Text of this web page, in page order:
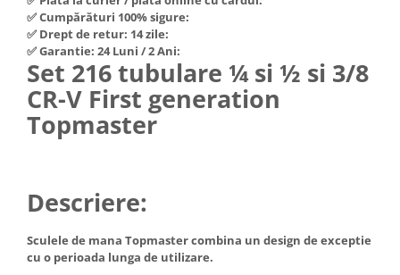
Nivela de masurat
Pistoale de impact electrice si
pneumatice
Pistoale de vopsit
Prelungitoare
Rindele si freze pentru lemn
pornire
Hote Telescopice
Hote Traditionale
Hote Incorporabile
Hote Country
Hote Insula
Hote Cupolare
Masini de carnati ( CARNATARI )
Masini de spalat vase
Masini de spalat vase incorporabile
✅ Cumpărături 100% sigure:
✅ Drept de retur: 14 zile:
✅ Garantie: 24 Luni / 2 Ani:
Set 216 tubulare ¼ si ½ si 3/8
CR-V First generation
Topmaster
Descriere:
Sculele de mana Topmaster combina un design de exceptie
cu o perioada lunga de utilizare.